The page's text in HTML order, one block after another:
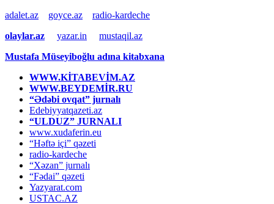
adalet.az
goyce.az
radio-kardeche
olaylar.az
yazar.in
mustaqil.az
Mustafa Müseyiboğlu adına kitabxana
WWW.KİTABEVİM.AZ
WWW.BEYDEMİR.RU
“Ədəbi ovqat” jurnalı
Edebiyyatqazeti.az
“ULDUZ” JURNALI
www.xudaferin.eu
“Həftə içi” qəzeti
radio-kardeche
“Xəzan” jurnalı
“Fədai” qəzeti
Yazyarat.com
USTAC.AZ